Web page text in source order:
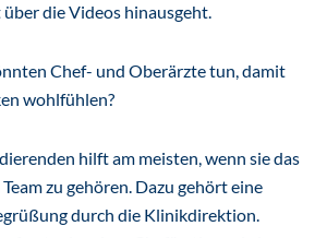
die Videos hinausgeht.
Chef- und Oberärzte tun, damit
wohlfühlen?
hilft am meisten, wenn sie das
zu gehören. Dazu gehört eine
durch die Klinikdirektion.